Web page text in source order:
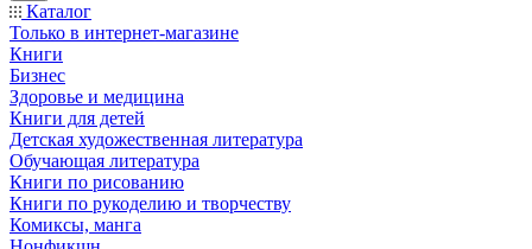
Каталог
Только в интернет-магазине
Книги
Бизнес
Здоровье и медицина
Книги для детей
Детская художественная литература
Обучающая литература
Книги по рисованию
Книги по рукоделию и творчеству
Комиксы, манга